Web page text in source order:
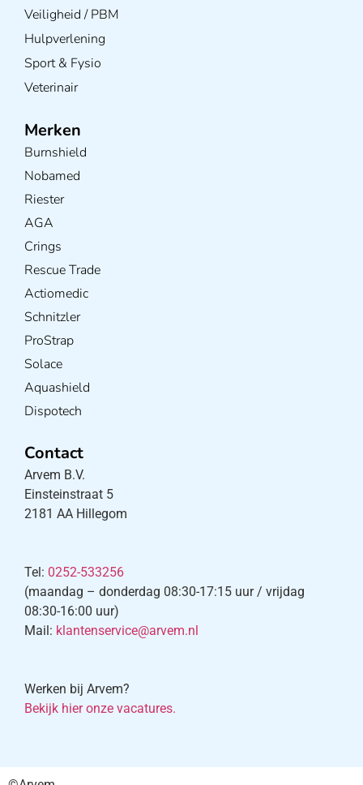
Veiligheid / PBM
Hulpverlening
Sport & Fysio
Veterinair
Merken
Burnshield
Nobamed
Riester
AGA
Crings
Rescue Trade
Actiomedic
Schnitzler
ProStrap
Solace
Aquashield
Dispotech
Contact
Arvem B.V.
Einsteinstraat 5
2181 AA Hillegom
Tel: 0252-533256
(maandag – donderdag 08:30-17:15 uur / vrijdag
08:30-16:00 uur)
Mail: klantenservice@arvem.nl
Werken bij Arvem?
Bekijk hier onze vacatures.